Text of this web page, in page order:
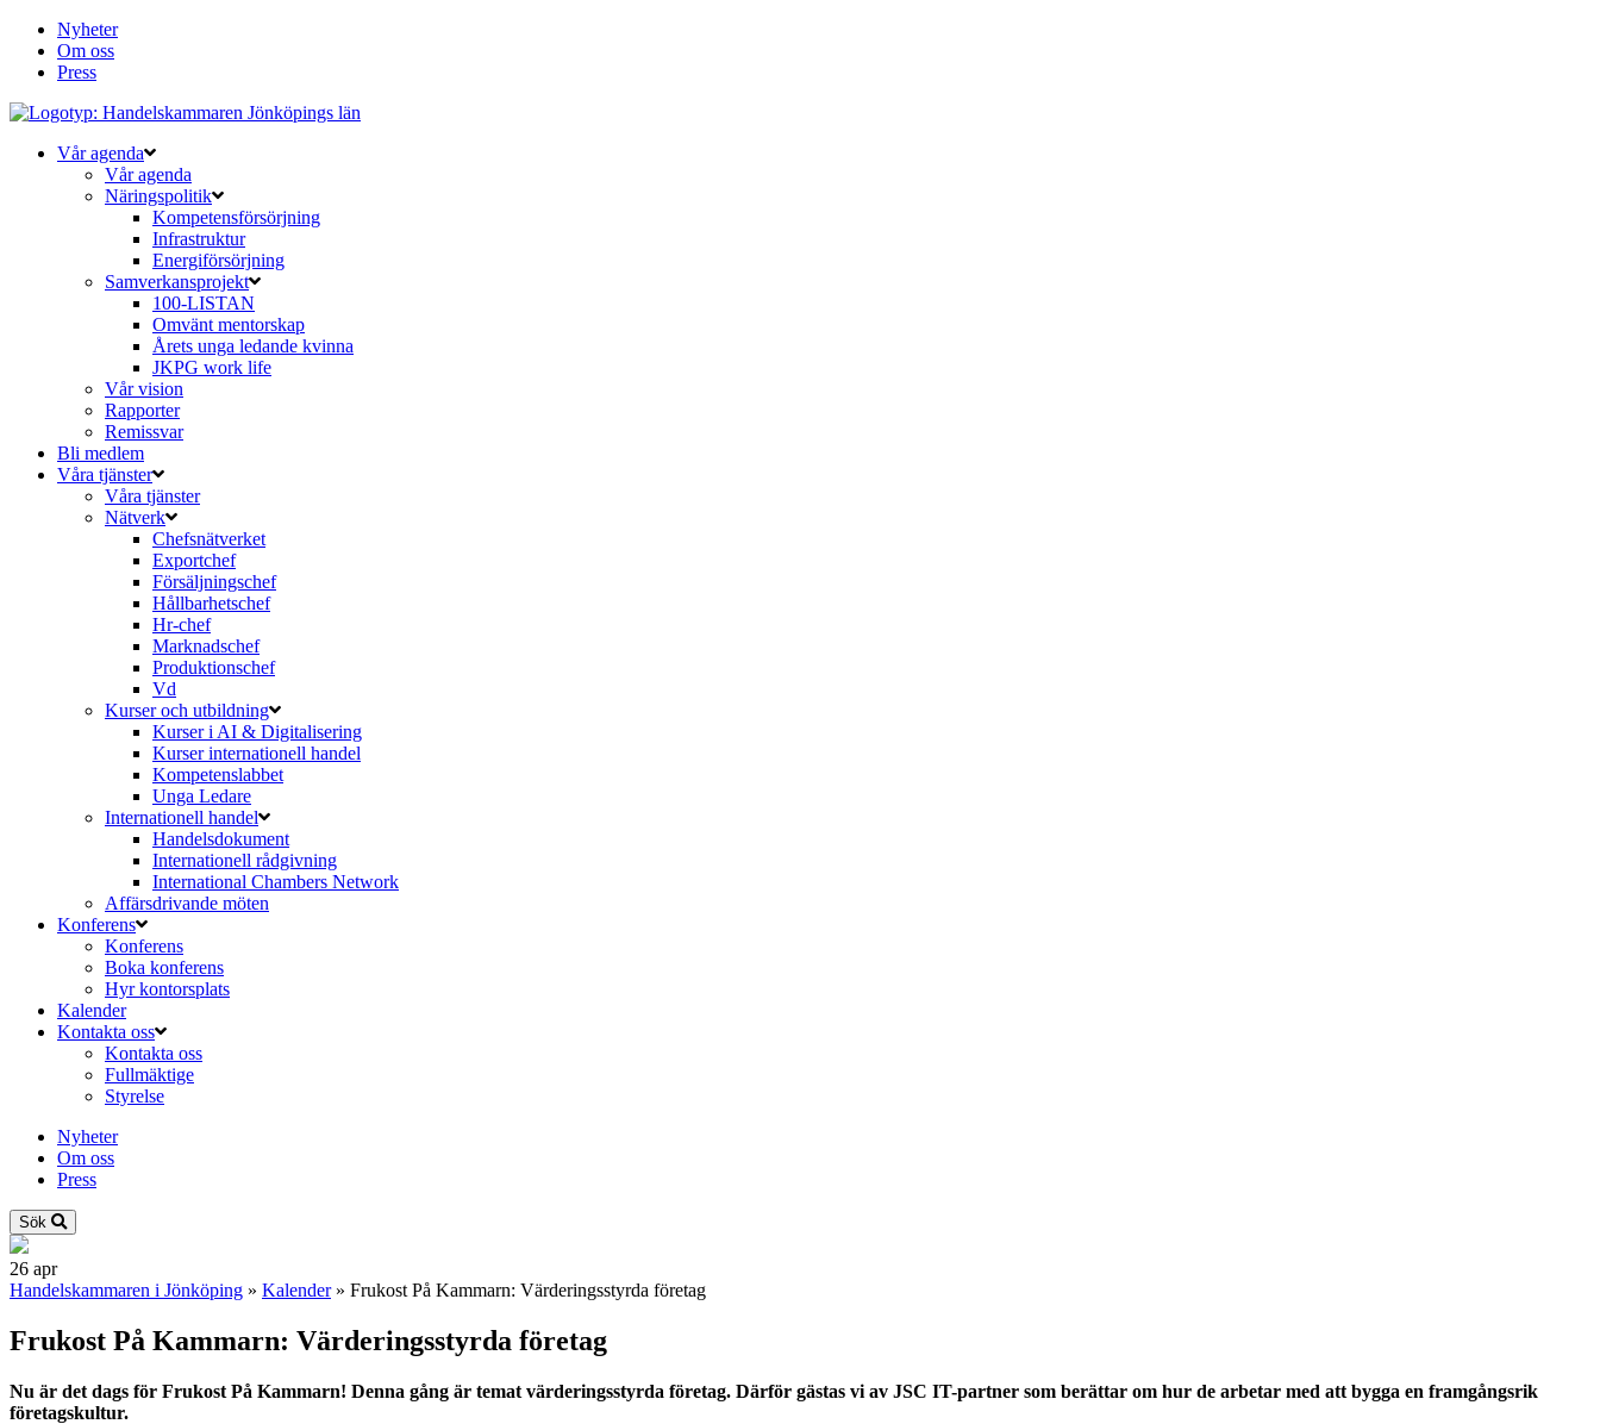
Nyheter
Om oss
Press
Vår agenda
Vår agenda
Näringspolitik
Kompetensförsörjning
Infrastruktur
Energiförsörjning
Samverkansprojekt
100-LISTAN
Omvänt mentorskap
Årets unga ledande kvinna
JKPG work life
Vår vision
Rapporter
Remissvar
Bli medlem
Våra tjänster
Våra tjänster
Nätverk
Chefsnätverket
Exportchef
Försäljningschef
Hållbarhetschef
Hr-chef
Marknadschef
Produktionschef
Vd
Kurser och utbildning
Kurser i AI & Digitalisering
Kurser internationell handel
Kompetenslabbet
Unga Ledare
Internationell handel
Handelsdokument
Internationell rådgivning
International Chambers Network
Affärsdrivande möten
Konferens
Konferens
Boka konferens
Hyr kontorsplats
Kalender
Kontakta oss
Kontakta oss
Fullmäktige
Styrelse
Nyheter
Om oss
Press
Sök
26 apr
Handelskammaren i Jönköping » Kalender » Frukost På Kammarn: Värderingsstyrda företag
Frukost På Kammarn: Värderingsstyrda företag
Nu är det dags för Frukost På Kammarn! Denna gång är temat värderingsstyrda företag. Därför gästas vi av JSC IT-partner som berättar om hur de arbetar med att bygga en framgångsrik
företagskultur.